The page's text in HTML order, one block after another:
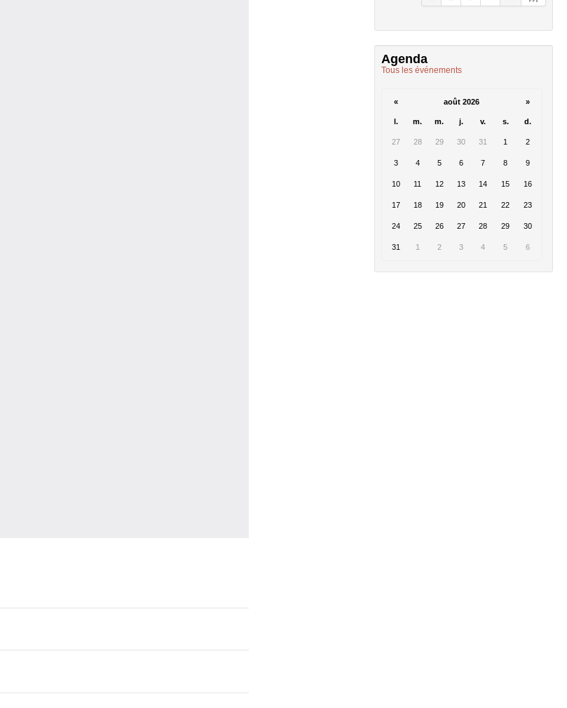
Agenda
Tous les événements
« août 2026 »
l. m. m. j. v. s. d.
27 28 29 30 31 1 2
3 4 5 6 7 8 9
10 11 12 13 14 15 16
17 18 19 20 21 22 23
24 25 26 27 28 29 30
31 1 2 3 4 5 6